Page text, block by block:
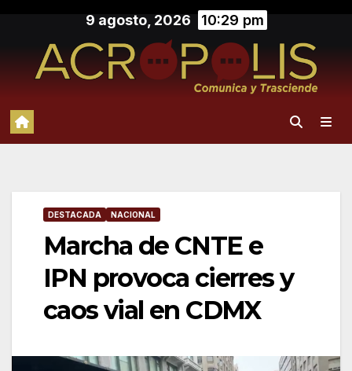
contenido
9 agosto, 2026 10:29 pm
DESTACADA NACIONAL
Marcha de CNTE e
IPN provoca cierres y
caos vial en CDMX